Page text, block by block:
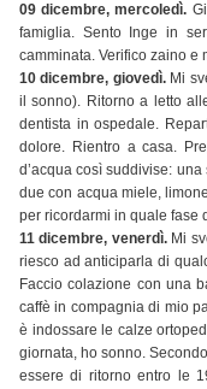
09 dicembre, mercoledì.
famiglia. Sento Inge in
camminata. Verifico zaino e
10 dicembre, giovedì.Mi
il sonno). Ritorno a letto
dentista in ospedale.
dolore. Rientro a casa.
d’acqua così suddivise:
due con acqua miele,
per ricordarmi in quale fase
11 dicembre, venerdì.Mi
riesco ad anticiparla di
Faccio colazione con una
caffè in compagnia di mio
è indossare le calze
giornata, ho sonno.
essere di ritorno entro le